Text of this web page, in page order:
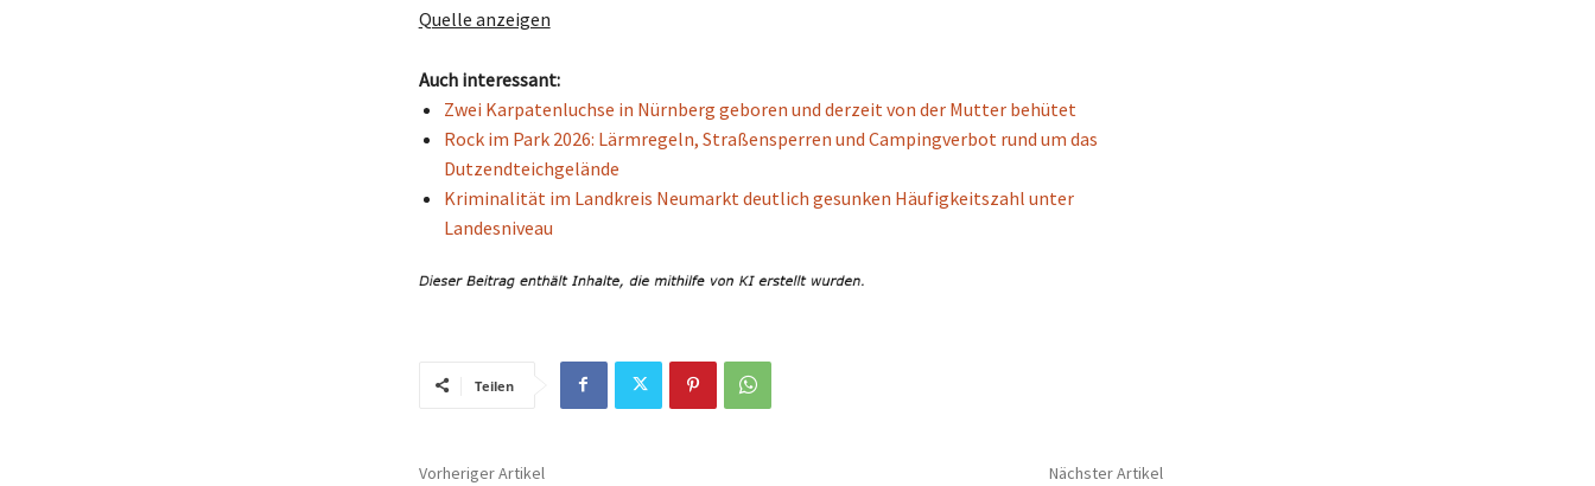
Quelle anzeigen
Auch interessant:
Zwei Karpatenluchse in Nürnberg geboren und derzeit von der Mutter behütet
Rock im Park 2026: Lärmregeln, Straßensperren und Campingverbot rund um das
Dutzendteichgelände
Kriminalität im Landkreis Neumarkt deutlich gesunken Häufigkeitszahl unter
Landesniveau
Teilen
Vorheriger Artikel Nächster Artikel